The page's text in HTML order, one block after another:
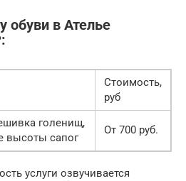
обуви в Ателье
Стоимость,
руб
голенищ,
высоты сапог
От 700 руб.
услуги озвучивается